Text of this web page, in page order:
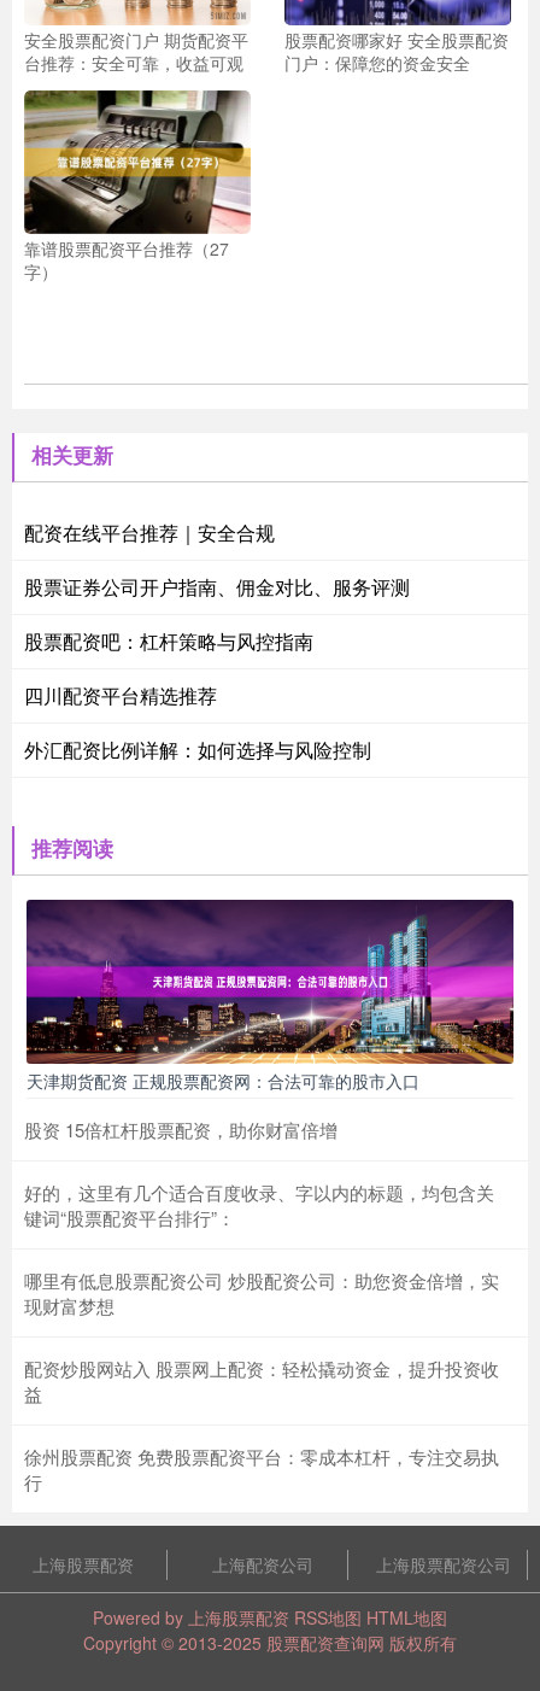
安全股票配资门户 期货配资平
台推荐：安全可靠，收益可观
股票配资哪家好 安全股票配资
门户：保障您的资金安全
靠谱股票配资平台推荐（27
字）
相关更新
配资在线平台推荐｜安全合规
股票证券公司开户指南、佣金对比、服务评测
股票配资吧：杠杆策略与风控指南
四川配资平台精选推荐
外汇配资比例详解：如何选择与风险控制
推荐阅读
天津期货配资 正规股票配资网：合法可靠的股市入口
股资 15倍杠杆股票配资，助你财富倍增
好的，这里有几个适合百度收录、字以内的标题，均包含关
键词“股票配资平台排行”：
哪里有低息股票配资公司 炒股配资公司：助您资金倍增，实
现财富梦想
配资炒股网站入 股票网上配资：轻松撬动资金，提升投资收
益
徐州股票配资 免费股票配资平台：零成本杠杆，专注交易执
行
上海股票配资 上海配资公司 上海股票配资公司
Powered by 上海股票配资 RSS地图 HTML地图
Copyright © 2013-2025 股票配资查询网 版权所有